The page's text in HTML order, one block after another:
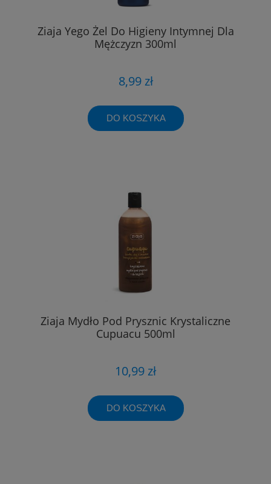
Ziaja Yego Żel Do Higieny Intymnej Dla
Mężczyzn 300ml
8,99 zł
DO KOSZYKA
Ziaja Mydło Pod Prysznic Krystaliczne
Cupuacu 500ml
10,99 zł
DO KOSZYKA